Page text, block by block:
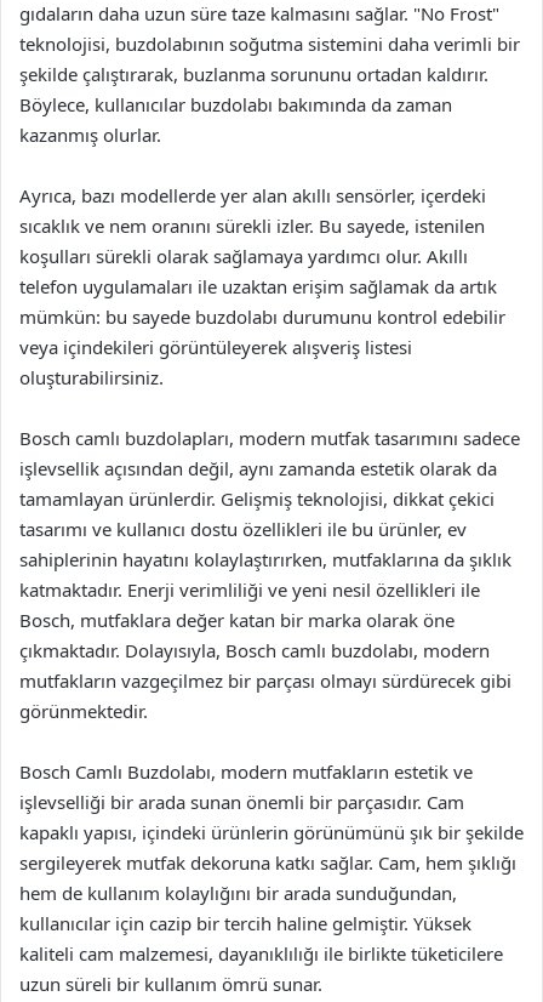
gıdaların daha uzun süre taze kalmasını sağlar. "No Frost"
teknolojisi, buzdolabının soğutma sistemini daha verimli bir
şekilde çalıştırarak, buzlanma sorununu ortadan kaldırır.
Böylece, kullanıcılar buzdolabı bakımında da zaman
kazanmış olurlar.
Ayrıca, bazı modellerde yer alan akıllı sensörler, içerdeki
sıcaklık ve nem oranını sürekli izler. Bu sayede, istenilen
koşulları sürekli olarak sağlamaya yardımcı olur. Akıllı
telefon uygulamaları ile uzaktan erişim sağlamak da artık
mümkün: bu sayede buzdolabı durumunu kontrol edebilir
veya içindekileri görüntüleyerek alışveriş listesi
oluşturabilirsiniz.
Bosch camlı buzdolapları, modern mutfak tasarımını sadece
işlevsellik açısından değil, aynı zamanda estetik olarak da
tamamlayan ürünlerdir. Gelişmiş teknolojisi, dikkat çekici
tasarımı ve kullanıcı dostu özellikleri ile bu ürünler, ev
sahiplerinin hayatını kolaylaştırırken, mutfaklarına da şıklık
katmaktadır. Enerji verimliliği ve yeni nesil özellikleri ile
Bosch, mutfaklara değer katan bir marka olarak öne
çıkmaktadır. Dolayısıyla, Bosch camlı buzdolabı, modern
mutfakların vazgeçilmez bir parçası olmayı sürdürecek gibi
görünmektedir.
Bosch Camlı Buzdolabı, modern mutfakların estetik ve
işlevselliği bir arada sunan önemli bir parçasıdır. Cam
kapaklı yapısı, içindeki ürünlerin görünümünü şık bir şekilde
sergileyerek mutfak dekoruna katkı sağlar. Cam, hem şıklığı
hem de kullanım kolaylığını bir arada sunduğundan,
kullanıcılar için cazip bir tercih haline gelmiştir. Yüksek
kaliteli cam malzemesi, dayanıklılığı ile birlikte tüketicilere
uzun süreli bir kullanım ömrü sunar.